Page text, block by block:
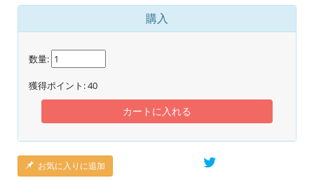
購入
数量:
獲得ポイント:40
カートに入れる
お気に入りに追加